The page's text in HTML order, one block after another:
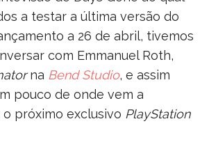
a testar a última versão do
a 26 de abril, tivemos
com Emmanuel Roth,
na Bend Studio, e assim
pouco de onde vem a
próximo exclusivo PlayStation